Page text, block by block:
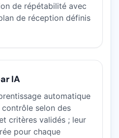
de répétabilité avec
de réception définis
IA
automatique
selon des
critères validés ; leur
pour chaque